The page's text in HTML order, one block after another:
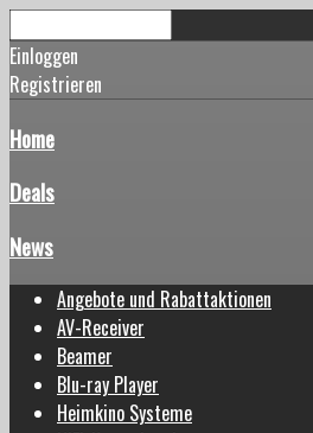
Einloggen
Registrieren
Home
Deals
News
Angebote und Rabattaktionen
AV-Receiver
Beamer
Blu-ray Player
Heimkino Systeme